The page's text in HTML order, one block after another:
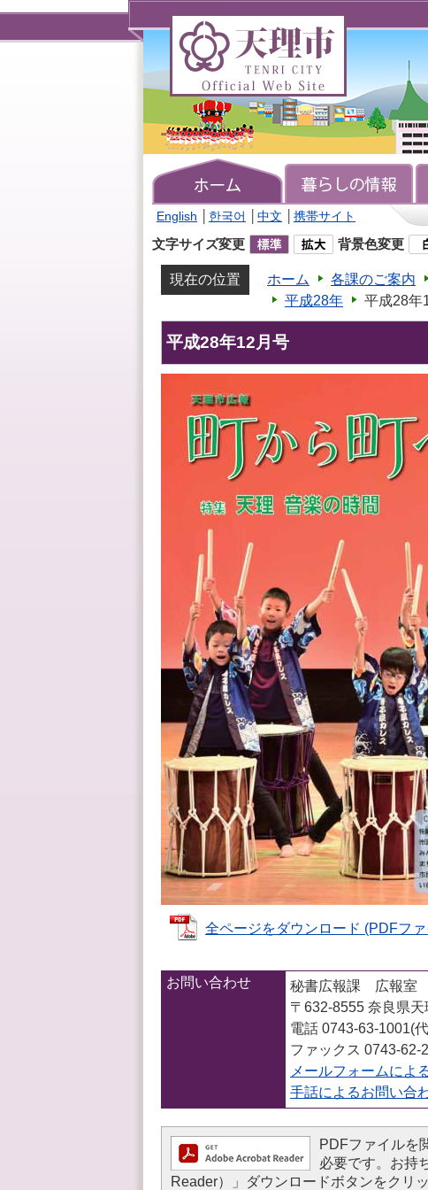
理
TENRI
Official
Site
English 한국어 中文 携帯サイト
文字サイズ変更 背景色変更
現在の位置 ホーム 各課のご案内
平成28年
平成28年
平成28年12月号
全ページをダウンロード (PDFフ
お問い合わせ
秘書広報課 広報室
〒632-8555 奈良県
電話 0743-63-1001(
ファックス 0743-62-
メールフォームによ
手話によるお問い合
PDFファイルを
必要です。お持
Reader）」ダウンロードボタンをクリ